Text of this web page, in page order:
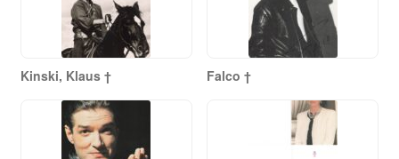
Kinski, Klaus † Falco †